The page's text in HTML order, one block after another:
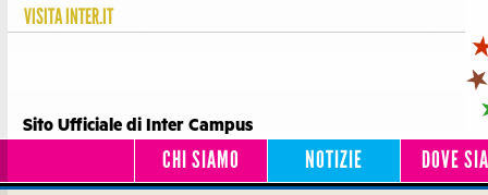
VISITAINTER.IT
Sito Ufficiale di Inter Campus
CHI SIAMO NOTIZIE DOVE